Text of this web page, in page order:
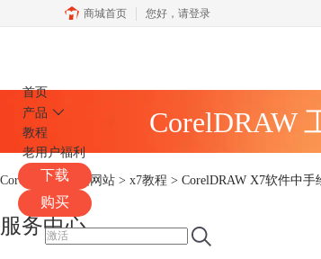
商城首页 您好， 请登录
首页
产品
教程
老用户福利
下载
购买
CorelDRAW
CorelDRAW中文网站 > x7教程 > CorelDRAW X7软件中
服务中心